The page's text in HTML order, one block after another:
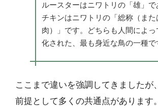
ルースターはニワトリの「雄」で
チキンはニワトリの「総称（また
肉）」です。どちらも人間によっ
化された、最も身近な鳥の一種で
ここまで違いを強調してきましたが
前提として多くの共通点があります。